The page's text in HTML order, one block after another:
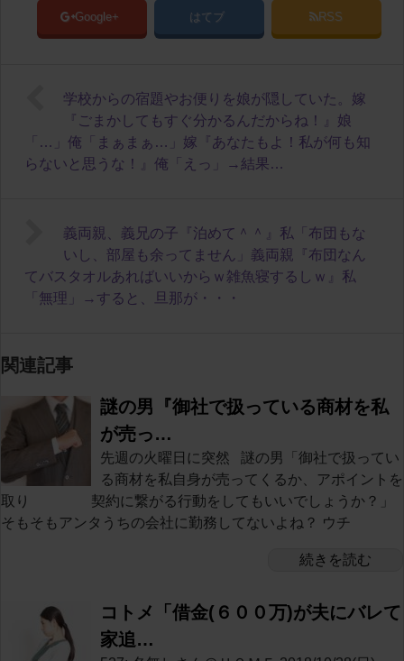
Google+ はてブ RSS
学校からの宿題やお便りを娘が隠していた。嫁
『ごまかしてもすぐ分かるんだからね！』娘
「…」俺「まぁまぁ…」嫁『あなたもよ！私が何も知
らないと思うな！』俺「えっ」→結果…
義両親、義兄の子『泊めて＾＾』私「布団もな
いし、部屋も余ってません」義両親『布団なん
てバスタオルあればいいからｗ雑魚寝するしｗ』私
「無理」→すると、旦那が・・・
関連記事
謎の男『御社で扱っている商材を私
が売っ…
先週の火曜日に突然 謎の男「御社で扱ってい
る商材を私自身が売ってくるか、アポイントを
取り 契約に繋がる行動をしてもいいでしょうか？」
そもそもアンタうちの会社に勤務してないよね？ ウチ
続きを読む
コトメ「借金(６００万)が夫にバレて
家追…